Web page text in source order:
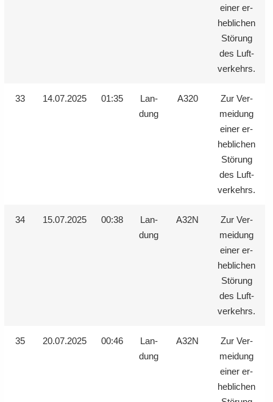
einer er­
heb­li­chen
Stö­rung
des Luft­
ver­kehrs.
33 14.07.2025 01:35
Lan­
dung
A320
Zur Ver­
mei­dung
einer er­
heb­li­chen
Stö­rung
des Luft­
ver­kehrs.
34 15.07.2025 00:38
Lan­
dung
A32N
Zur Ver­
mei­dung
einer er­
heb­li­chen
Stö­rung
des Luft­
ver­kehrs.
35 20.07.2025 00:46
Lan­
dung
A32N
Zur Ver­
mei­dung
einer er­
heb­li­chen